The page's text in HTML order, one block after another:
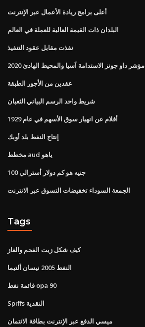
أعلى برامج ريادة الأعمال عبر الإنترنت
البلدان ذات القيمة العالية للعملة في العالم
نفذت مقابل عقود التنفيذ
مؤشر داو جونز الاستدامة آسيا والمحيط الهادئ 2020
عقدين من الأجور الطبقة
شريط واحد الرسم البياني الثعبان
أفلام عن انهيار سوق الأسهم في عام 1929
إنتاج النفط بلد أوبك
مخطط aud ياهو
100 جنيه هو كم دولار أسترالي
الجمعة السوداء تخفيضات التسوق عبر الانترنت
Tags
كيف شكل زيت الفحم والغاز
النفط 2005 نيسان ألتيما
قائمة نفط opa 90
Spiffs النقدية
ميسي الدفع عبر الإنترنت بطاقة الائتمان